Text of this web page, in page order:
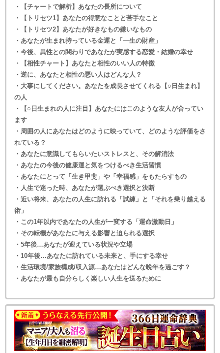
・【チャートで解析】あなたの長所について
・【トリセツ1】あなたの得意なことと苦手なこと
・【トリセツ2】あなたが好きなもの嫌いなもの
・あなたが生まれ持っている金運と「一生の財産」
・今後、異性との関わりであなたが実感する恋愛・結婚の幸せ
・【相性チャート】あなたと相性のいい人の特徴
・逆に、あなたと相性の悪い人はどんな人？
・大事にしてください。あなたを成長させてくれる【○日生まれ】
の人
・【○日生まれの人に注目】あなたにはこのような友人が合ってい
ます
・周囲の人にあなたはどのように映っていて、どのような評価をさ
れている？
・あなたに意識してもらいたいストレスと、その解消法
・あなたの今後の健康運と気をつけるべき生活習慣
・あなたにとって「生き甲斐」や「幸福感」をもたらすもの
・人生で迷った時、あなたが選ぶべき選択と決断
・近い将来、あなたの人生に訪れる「試練」と「それを乗り越える
術」
・この1年以内であなたの人生が一変する「運命激動日」
・その転機があなたに与える影響と迫られる選択
・5年後…あなたが迎えている状況や立場
・10年後…あなたに訪れている未来と、手にする幸せ
・生活環境/家族構成/収入源…あなたはどんな晩年を過ごす？
・あなたが最も自分らしく楽しい人生を送るために